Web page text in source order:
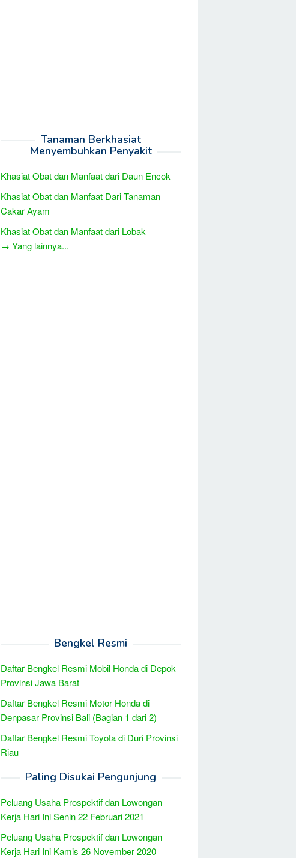
Tanaman Berkhasiat
Menyembuhkan Penyakit
Khasiat Obat dan Manfaat dari Daun Encok
Khasiat Obat dan Manfaat Dari Tanaman
Cakar Ayam
Khasiat Obat dan Manfaat dari Lobak
→ Yang lainnya...
Bengkel Resmi
Daftar Bengkel Resmi Mobil Honda di Depok
Provinsi Jawa Barat
Daftar Bengkel Resmi Motor Honda di
Denpasar Provinsi Bali (Bagian 1 dari 2)
Daftar Bengkel Resmi Toyota di Duri Provinsi
Riau
Paling Disukai Pengunjung
Peluang Usaha Prospektif dan Lowongan
Kerja Hari Ini Senin 22 Februari 2021
Peluang Usaha Prospektif dan Lowongan
Kerja Hari Ini Kamis 26 November 2020